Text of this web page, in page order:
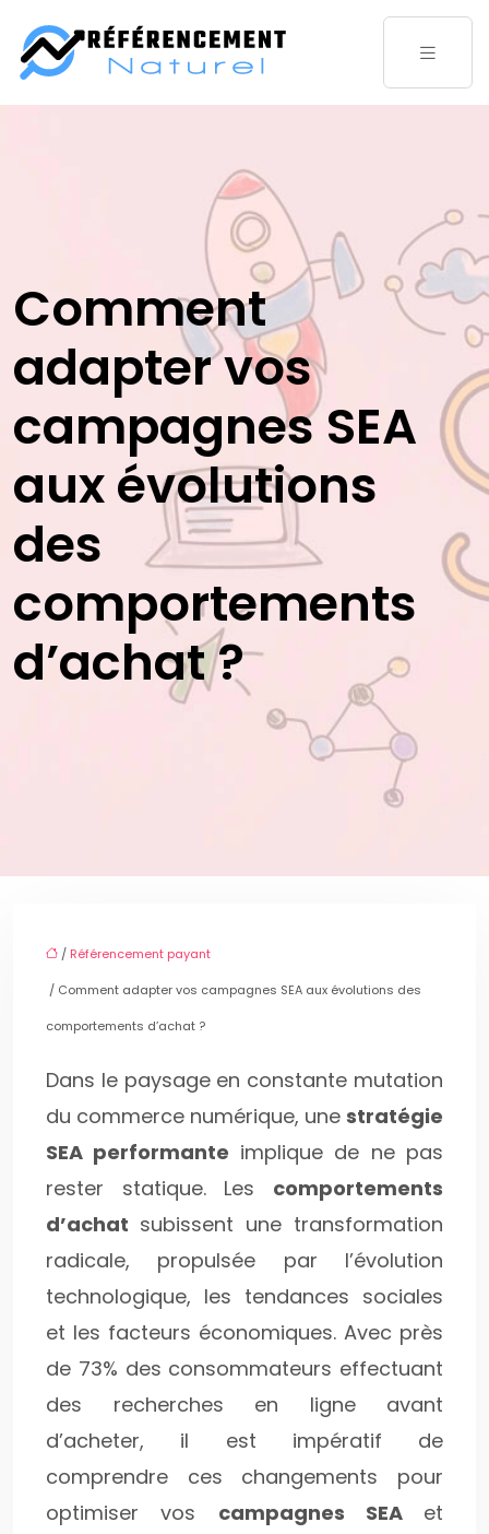
Comment
adapter vos
campagnes SEA
aux évolutions
des
comportements
d’achat ?
/ Référencement payant
/ Comment adapter vos campagnes SEA aux évolutions des
comportements d’achat ?
Dans le paysage en constante mutation
du commerce numérique, une stratégie
SEA performante implique de ne pas
rester statique. Les comportements
d’achat subissent une transformation
radicale, propulsée par l’évolution
technologique, les tendances sociales
et les facteurs économiques. Avec près
de 73% des consommateurs effectuant
des recherches en ligne avant
d’acheter, il est impératif de
comprendre ces changements pour
optimiser vos campagnes SEA et